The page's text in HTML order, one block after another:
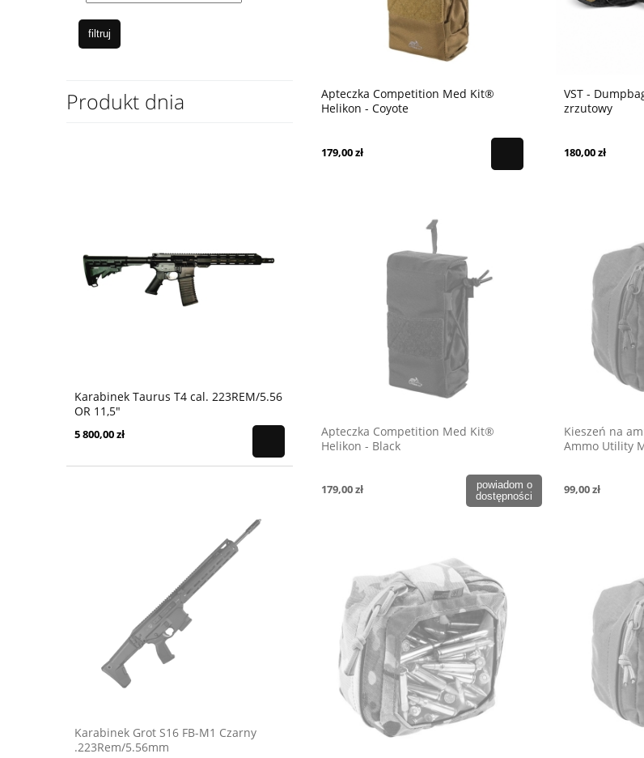
filtruj
Produkt dnia
Karabinek Taurus T4 cal. 223REM/5.56
OR 11,5"
5 800,00 zł
Karabinek Grot S16 FB-M1 Czarny
.223Rem/5.56mm
Apteczka Competition Med Kit®
Helikon - Coyote
179,00 zł
VST -
zrzutowy
180,00 zł
Apteczka Competition Med Kit®
Helikon - Black
179,00 zł
powiadom o
dostępności
Kieszeń na
Ammo Utility
99,00 zł